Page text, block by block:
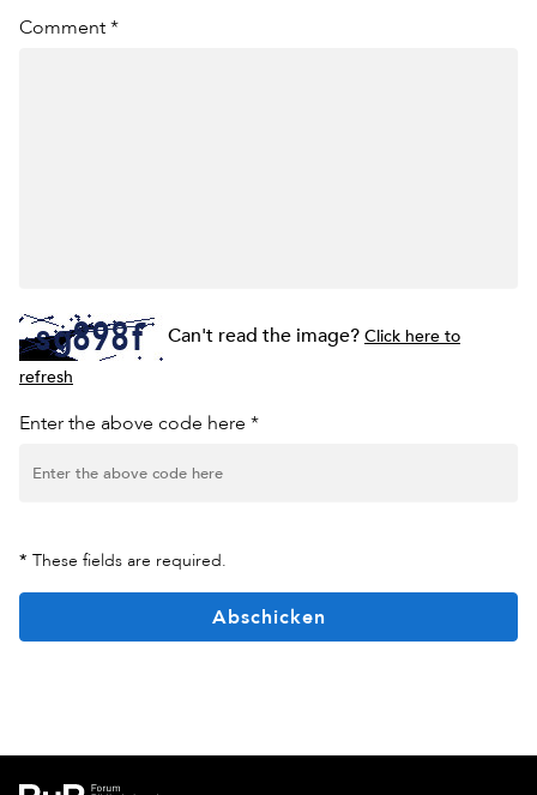
Comment *
Can't read the image?Click here to
refresh
Enter the above code here *
* These fields are required.
Abschicken